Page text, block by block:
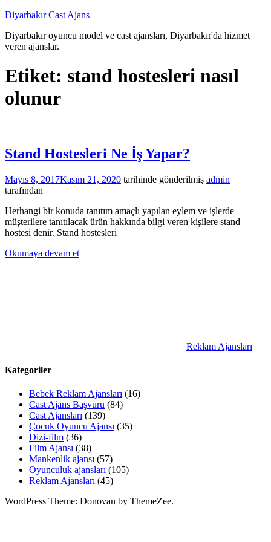
İçeriğe
Diyarbakır Cast Ajans
Diyarbakır oyuncu model ve cast ajansları, Diyarbakır'da hizmet
veren ajanslar.
Etiket: stand hostesleri nasıl
olunur
Stand Hostesleri Ne İş Yapar?
Mayıs 8, 2017Kasım 21, 2020 tarihinde gönderilmiş admin
tarafından
Herhangi bir konuda tanıtım amaçlı yapılan eylem ve işlerde
müşterilere tanıtılacak ürün hakkında bilgi veren kişilere stand
hostesi denir. Stand hostesleri
Okumaya devam et
Reklam Ajansları
Kategoriler
Bebek Reklam Ajansları (16)
Cast Ajans Başvuru (84)
Cast Ajansları (139)
Çocuk Oyuncu Ajansı (35)
Dizi-film (36)
Film Ajansı (38)
Mankenlik ajansı (57)
Oyunculuk ajansları (105)
Reklam Ajansları (45)
WordPress Theme: Donovan by ThemeZee.